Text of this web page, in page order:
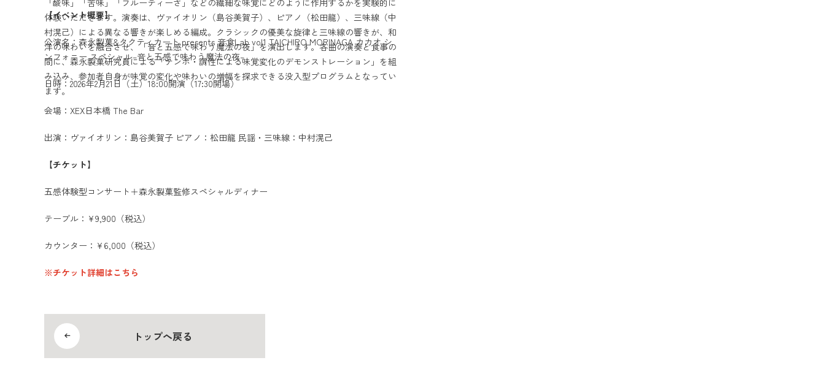
体験いただきます。演奏は、ヴァイオリン（島谷美賀子）、ピアノ（松田龍）、三味線（中
村滉己）による異なる響きが楽しめる編成。クラシックの優美な旋律と三味線の響きが、和
洋の味わいを融合させ、「音と五感で味わう魔法の夜」を演出します。各曲の演奏と食事の
間に、森永製菓研究員による「テンポ・調性による味覚変化のデモンストレーション」を組
み込み、参加者自身が味覚の変化や味わいの増幅を探求できる没入型プログラムとなってい
ます。
【イベント概要】
公演名：森永製菓&タクティカート presents 音食Lab vol1 TAICHIRO MORINAGA カカオ シ
ンフォニー スペシャル–音と五感で味わう魔法の夜–
日時：2026年2月21日（土）18:00開演（17:30開場）
会場：XEX日本橋 The Bar
出演：ヴァイオリン：島谷美賀子 ピアノ：松田龍 民謡・三味線：中村滉己
【チケット】
五感体験型コンサート＋森永製菓監修スペシャルディナー
テーブル：¥9,900（税込）
カウンター：¥6,000（税込）
※チケット詳細はこちら
トップへ戻る